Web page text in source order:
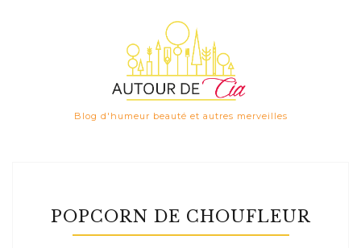
Blog d'humeur beauté et autres merveilles
POPCORN DE CHOUFLEUR